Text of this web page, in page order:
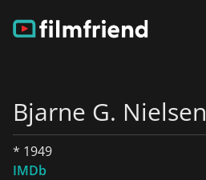
Bjarne G. Nielsen
* 1949
IMDb